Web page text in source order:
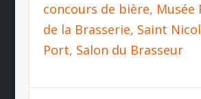
concours de bière, Musée
de la Brasserie, Saint
Port, Salon du Brasseur